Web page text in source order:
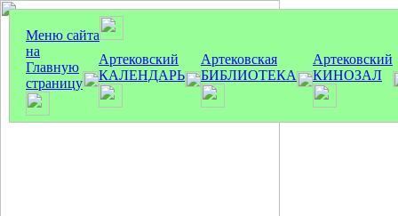
Меню сайта
на
Главную
страницу
Артековский
КАЛЕНДАРЬ
Артековская
БИБЛИОТЕКА
Артековский
КИНОЗАЛ